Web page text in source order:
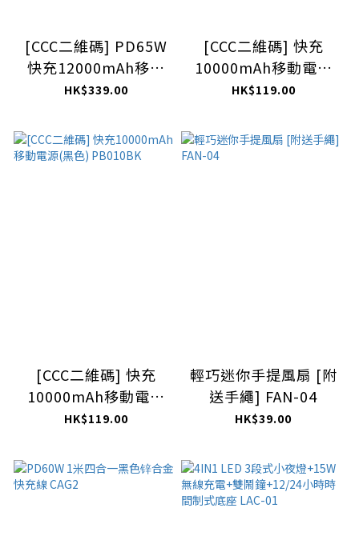
[CCC二維碼] PD65W
快充12000mAh移動
電源(黑色) PB011BK
HK$339.00
[CCC二維碼] 快充
10000mAh移動電源
(白色) PB010WH
HK$119.00
[CCC二維碼] 快充
10000mAh移動電源
(黑色) PB010BK
HK$119.00
輕巧迷你手提風扇 [附
送手繩] FAN-04
HK$39.00